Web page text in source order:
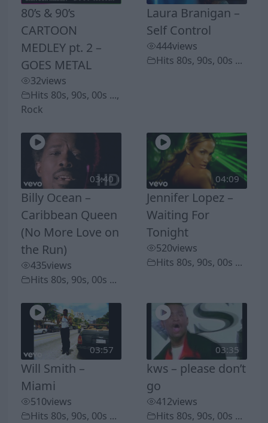
80’s & 90’s
CARTOON
MEDLEY pt. 2 –
GOES METAL
32views
Hits 80s, 90s, 00s ...,
Rock
Laura Branigan –
Self Control
444views
Hits 80s, 90s, 00s ...
03:40
Billy Ocean –
Caribbean Queen
(No More Love on
the Run)
435views
Hits 80s, 90s, 00s ...
04:09
Jennifer Lopez –
Waiting For
Tonight
520views
Hits 80s, 90s, 00s ...
03:57
Will Smith –
Miami
510views
Hits 80s, 90s, 00s ...
03:35
kws – please don’t
go
412views
Hits 80s, 90s, 00s ...